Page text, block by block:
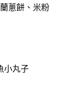
蔥餅、米粉
小丸子